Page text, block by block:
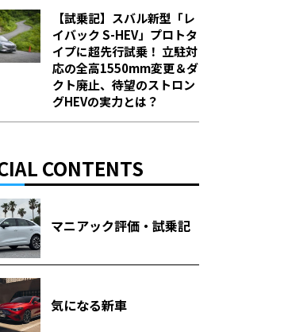
【試乗記】スバル新型「レ
イバック S-HEV」プロトタ
イプに超先行試乗！ 立駐対
応の全高1550mm変更＆ダ
クト廃止、待望のストロン
グHEVの実力とは？
CONTENTS
マニアック評価・試乗記
気になる新車